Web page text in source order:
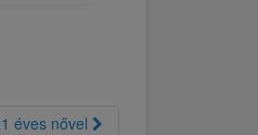
éves nővel